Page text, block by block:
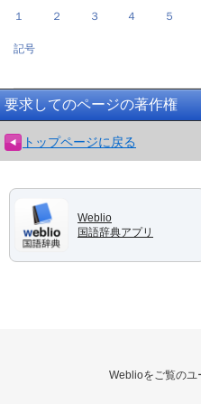
１ ２ ３ ４ ５
記号
要求してのページの著作権
トップページに戻る
Weblio
国語辞典アプリ
Weblioをご覧のユ